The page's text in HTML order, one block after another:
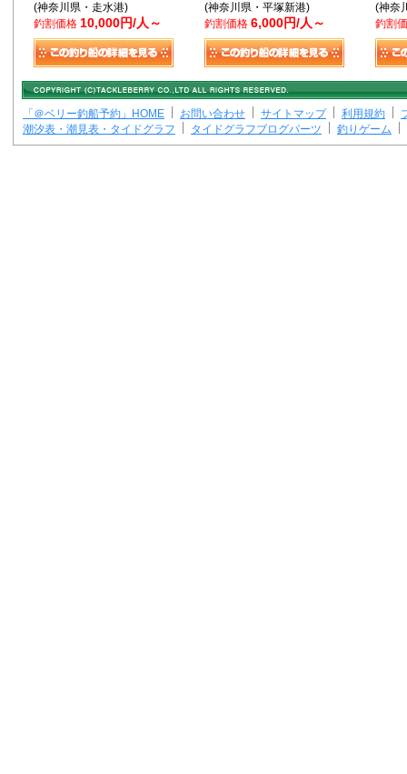
(神奈川県・走水港)
釣割価格 10,000円/人～
(神奈川県・平塚新港)
釣割価格 6,000円/人～
(神奈
釣割
「＠ベリー釣船予約」HOME お問い合わせ サイトマップ 利用規約
潮汐表・潮見表・タイドグラフ
タイドグラフブログパーツ 釣りゲーム